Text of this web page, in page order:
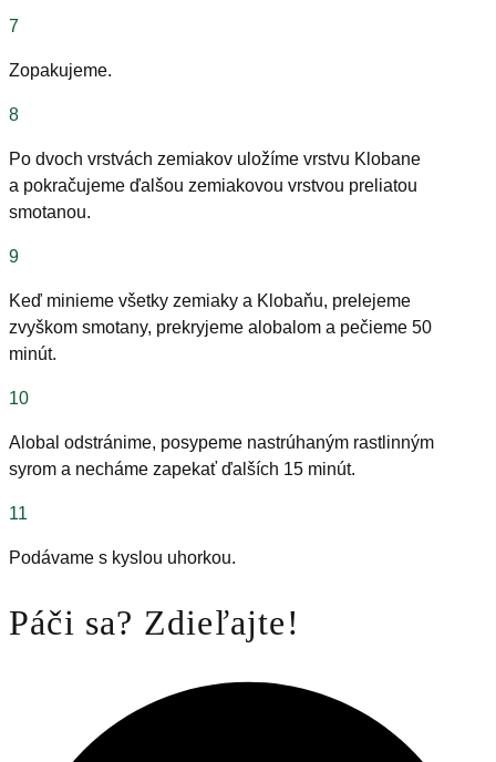
7
Zopakujeme.
8
Po dvoch vrstvách zemiakov uložíme vrstvu Klobane
a pokračujeme ďalšou zemiakovou vrstvou preliatou
smotanou.
9
Keď minieme všetky zemiaky a Klobaňu, prelejeme
zvyškom smotany, prekryjeme alobalom a pečieme 50
minút.
10
Alobal odstránime, posypeme nastrúhaným rastlinným
syrom a necháme zapekať ďalších 15 minút.
11
Podávame s kyslou uhorkou.
Páči sa? Zdieľajte!